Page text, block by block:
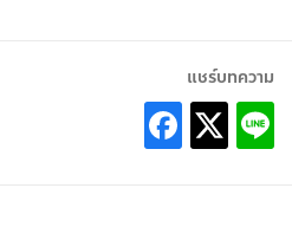
แชร์บทความ